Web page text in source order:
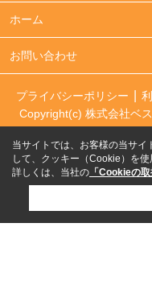
ホーム
お問い合わせ
プライバシーポリシー
Copyright(c) 株式会社ベ
当サイトでは、お客様の当サイ
して、クッキー（Cookie）を使
詳しくは、当社の 「Cookieの